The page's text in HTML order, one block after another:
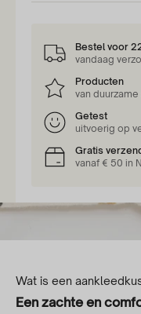
Bestel voor
vandaag
Producten
van
Getest
uitvoerig op
Gratis
vanaf € 50 in
Wat is een
Een zachte en